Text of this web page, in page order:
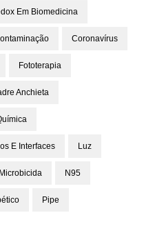
Em Biomedicina
Coronavírus
Fototerapia
Anchieta
E Interfaces Luz
Microbicida N95
Pipe